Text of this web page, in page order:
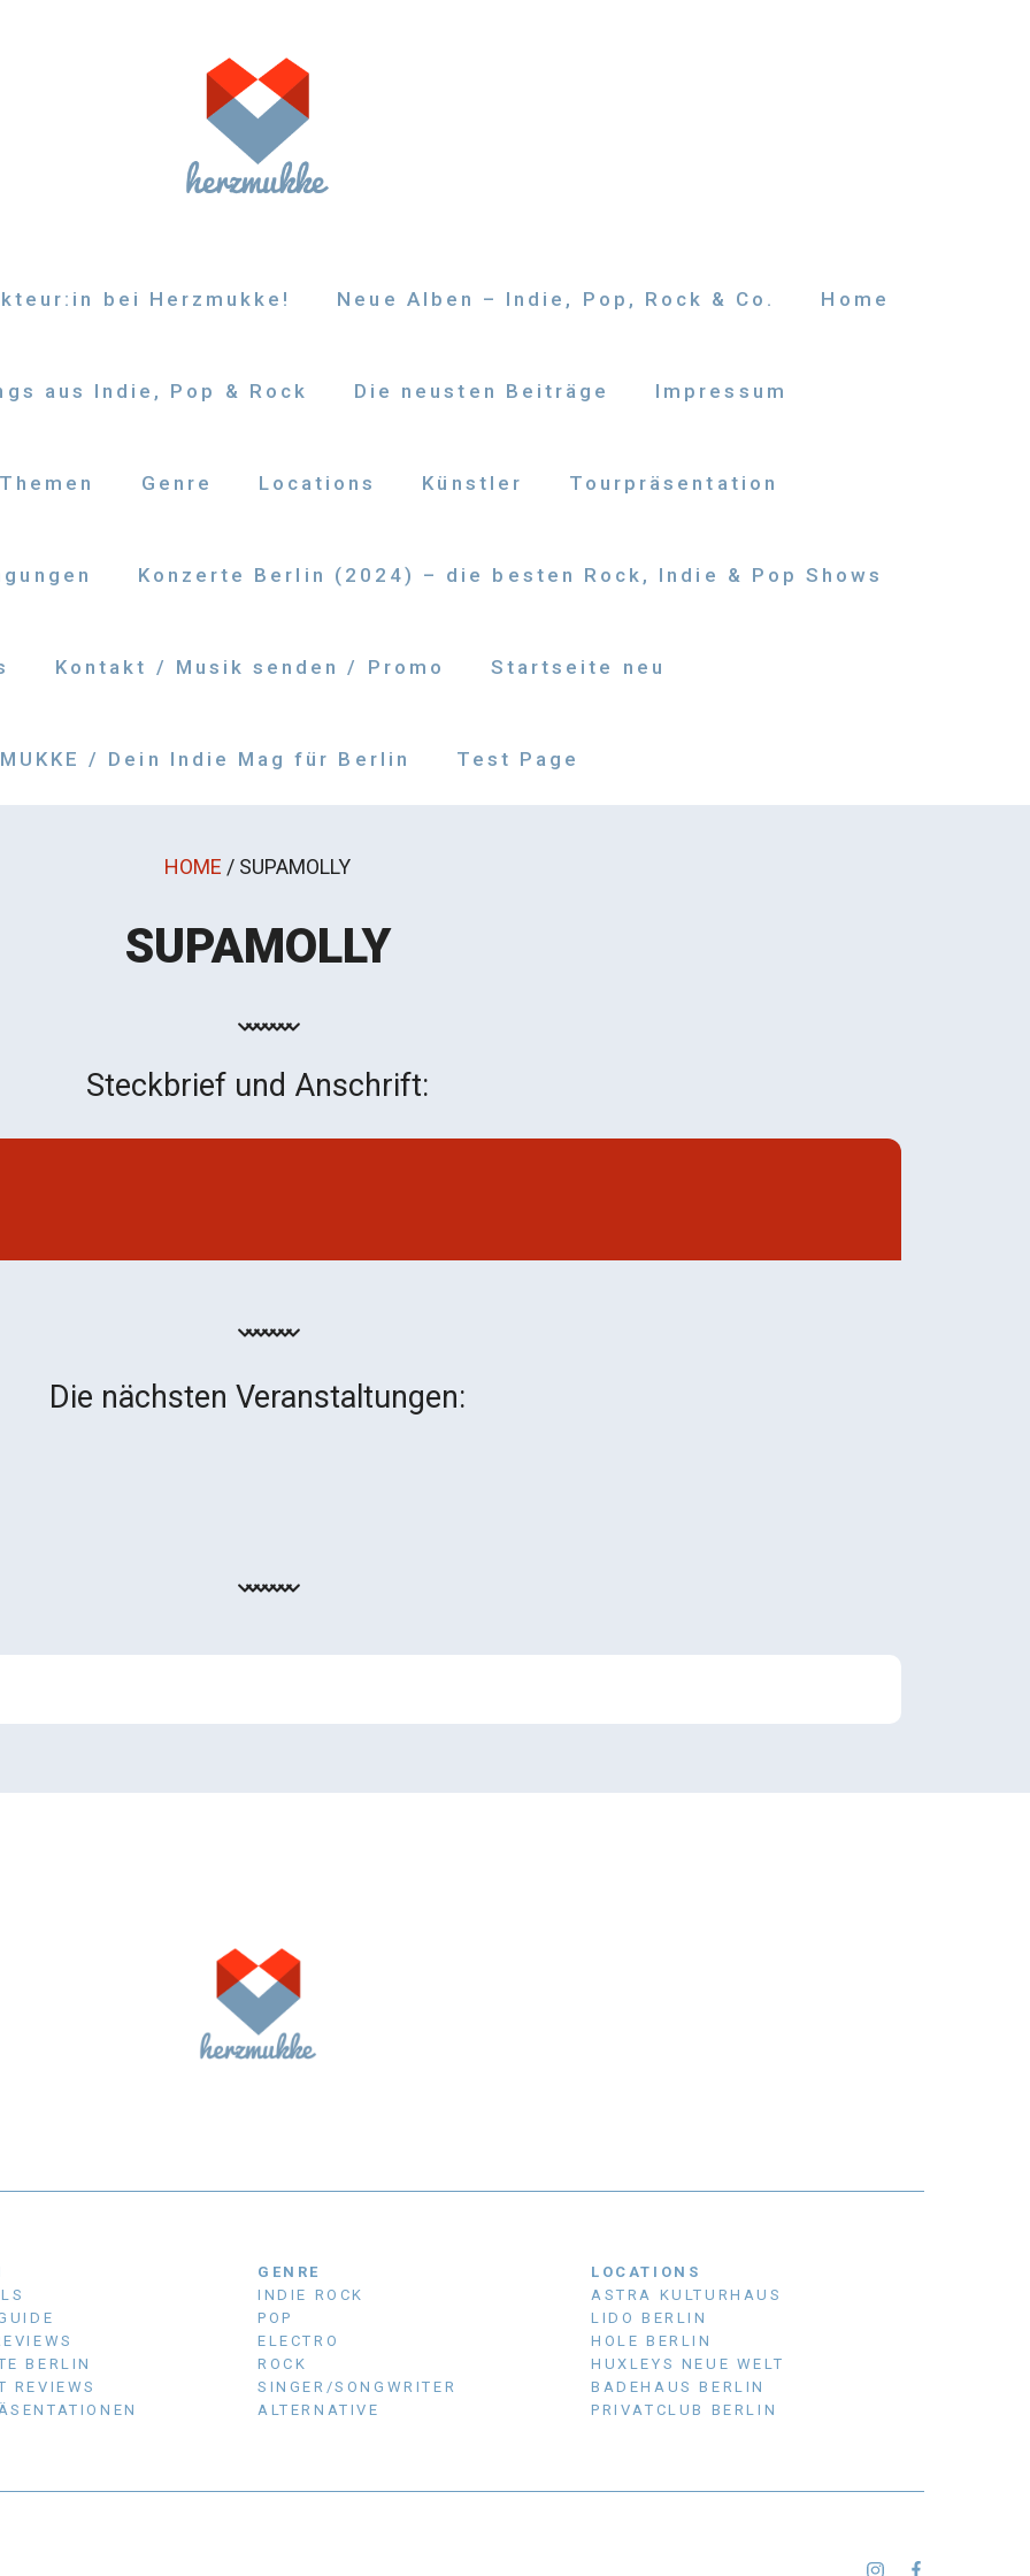
bei Herzmukke! Neue Alben – Indie, Pop, Rock & Co. Home
aus Indie, Pop & Rock Die neusten Beiträge Impressum
Themen Genre Locations Künstler Tourpräsentation
Konzerte Berlin (2024) – die besten Rock, Indie & Pop Shows
Kontakt / Musik senden / Promo Startseite neu
/ Dein Indie Mag für Berlin Test Page
HOME / SUPAMOLLY
SUPAMOLLY
Steckbrief und Anschrift:
Die nächsten Veranstaltungen:
BERLIN
REVIEWS
GENRE
INDIE ROCK
POP
ELECTRO
ROCK
SINGER/SONGWRITER
ALTERNATIVE
LOCATIONS
ASTRA KULTURHAUS
LIDO BERLIN
HOLE BERLIN
HUXLEYS NEUE WELT
BADEHAUS BERLIN
PRIVATCLUB BERLIN